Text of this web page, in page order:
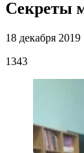
Секреты
18 декабря 2019
1343